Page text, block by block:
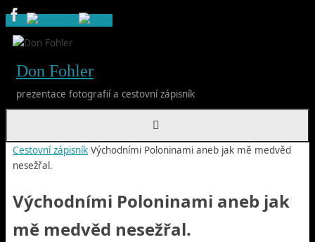
Skip
to
content
Don Fohler
prezentace fotografií a cestovní zápisník
Home
Cestovní zápisník Východními Poloninami aneb jak mě medvěd
nesežřal.
Východními Poloninami aneb jak
mě medvěd nesežřal.